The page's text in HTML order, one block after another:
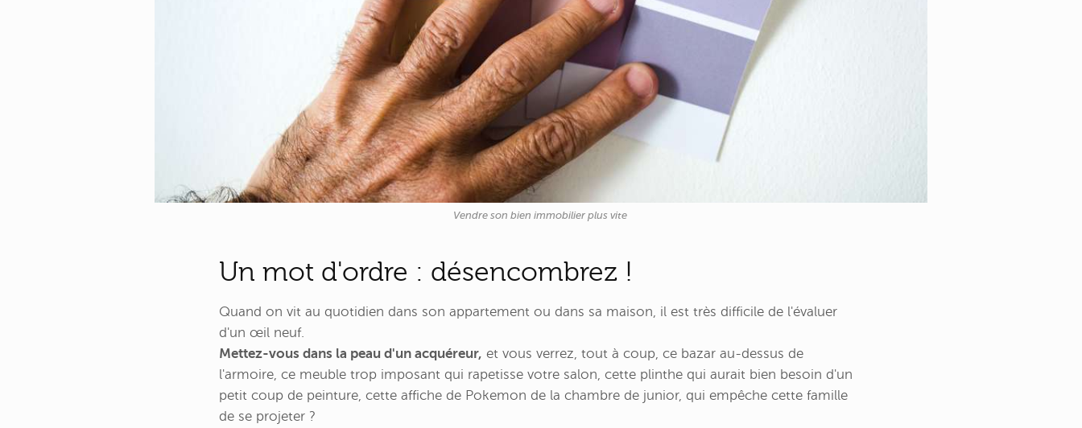
Vendre son bien immobilier plus vite
Un mot d'ordre : désencombrez !
Quand on vit au quotidien dans son appartement ou dans sa maison, il est très difficile de l'évaluer
d'un œil neuf.
Mettez-vous dans la peau d'un acquéreur, et vous verrez, tout à coup, ce bazar au-dessus de
l'armoire, ce meuble trop imposant qui rapetisse votre salon, cette plinthe qui aurait bien besoin d'un
petit coup de peinture, cette affiche de Pokemon de la chambre de junior, qui empêche cette famille
de se projeter ?